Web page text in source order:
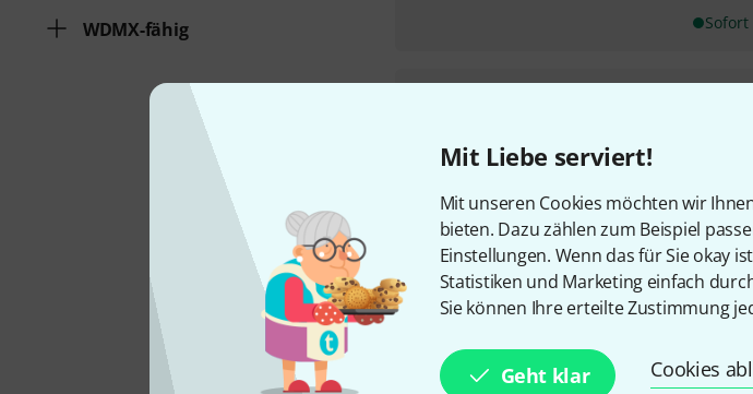
Mit Liebe serviert!
Mit unseren Cookies möchten wir
bieten. Dazu zählen zum Beispiel
Einstellungen. Wenn das für Sie okay
Statistiken und Marketing einfach
Sie können Ihre erteilte Zustimmung
Geht klar Cookies
WDMX-fähig
3x